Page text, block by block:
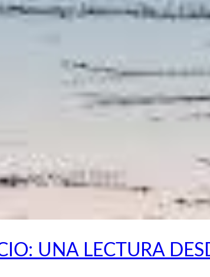
UNA LECTURA